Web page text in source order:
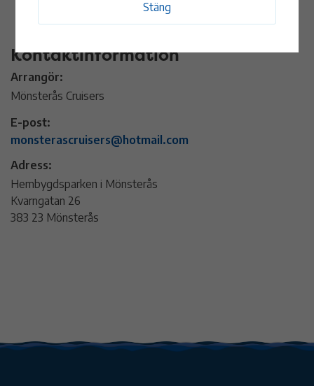
Kontaktinformation
Arrangör:
Mönsterås Cruisers
E-post:
monsterascruisers@hotmail.com
Adress:
Hembygdsparken i Mönsterås
Kvarngatan 26
383 23 Mönsterås
Stäng